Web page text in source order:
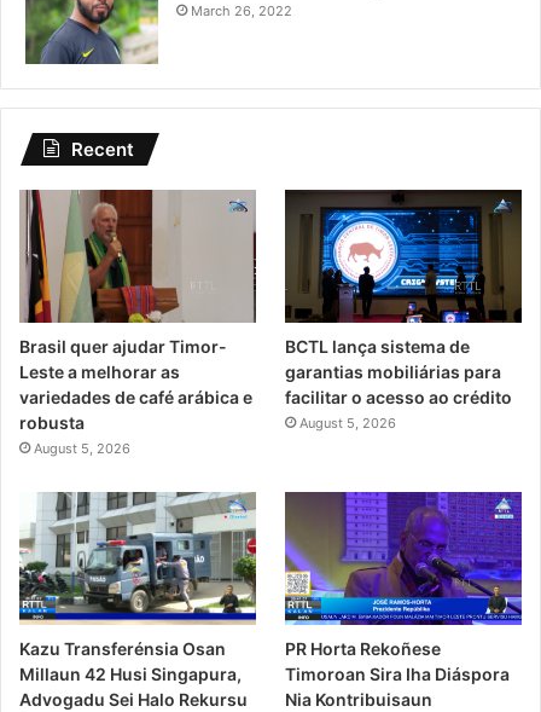
March 26, 2022
Recent
Brasil quer ajudar Timor-
Leste a melhorar as
variedades de café arábica e
robusta
August 5, 2026
BCTL lança sistema de
garantias mobiliárias para
facilitar o acesso ao crédito
August 5, 2026
Kazu Transferénsia Osan
Millaun 42 Husi Singapura,
Advogadu Sei Halo Rekursu
PR Horta Rekoñese
Timoroan Sira Iha Diáspora
Nia Kontribuisaun